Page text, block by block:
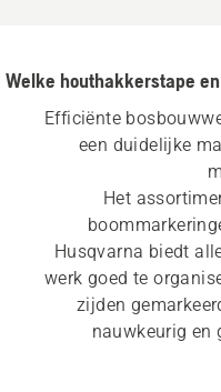
Welke houthakkerstape
Efficiënte
een duidelijke
Het
Husqvarna biedt
werk goed te
zijden
nauwkeurig en